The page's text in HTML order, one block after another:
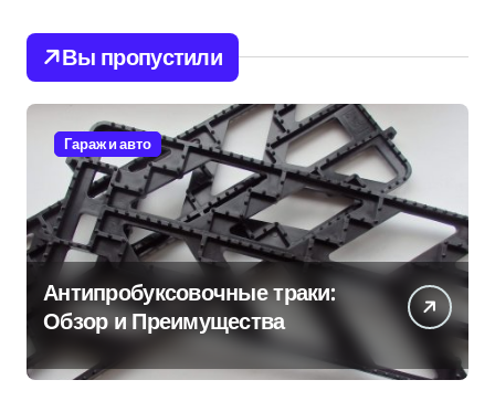
Вы пропустили
Гараж и авто
Антипробуксовочные траки:
Обзор и Преимущества